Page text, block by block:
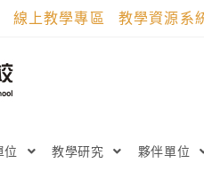
線上教學專區 教學資源系
位 教學研究 夥伴單位